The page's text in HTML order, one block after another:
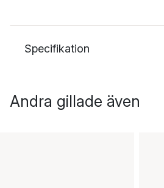
Specifikation
Andra gillade även